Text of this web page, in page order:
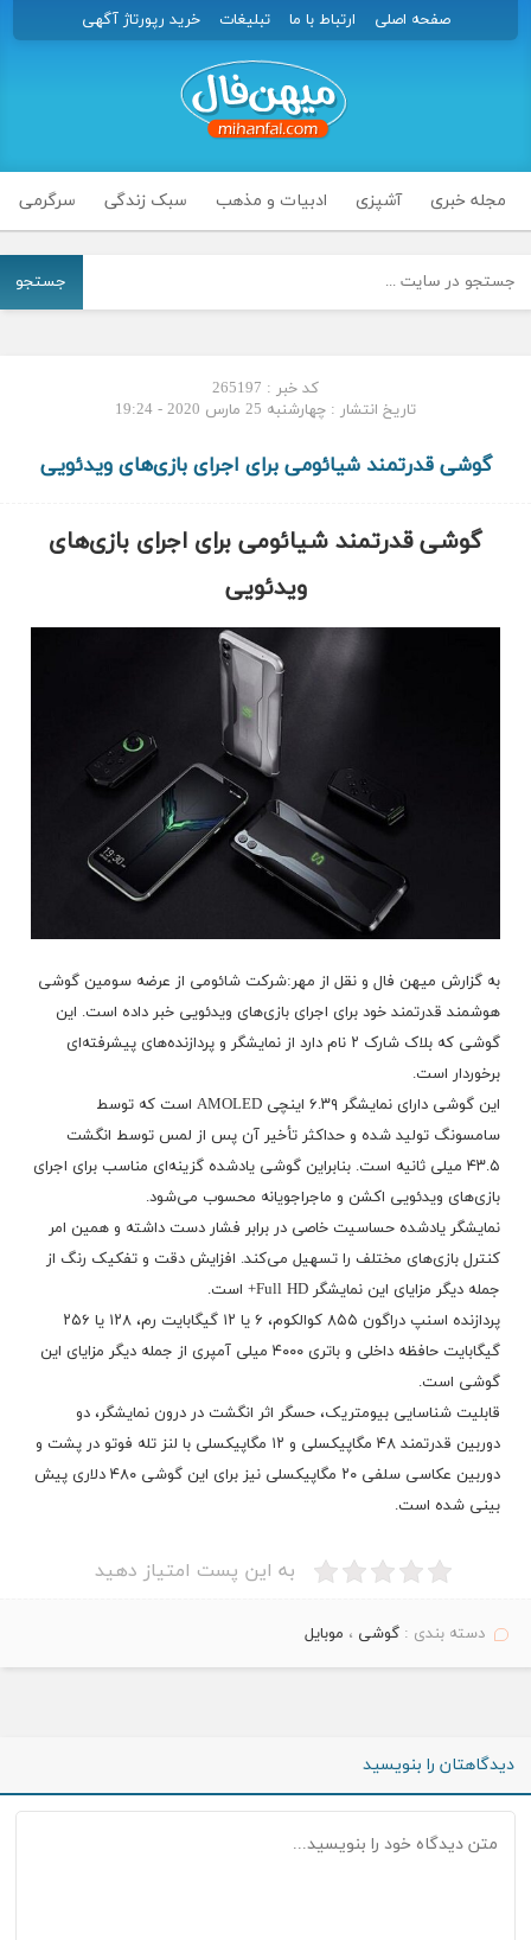
صفحه اصلی ارتباط با ما تبلیغات خرید رپورتاژ آگهی
مجله خبری آشپزی ادبیات و مذهب سبک زندگی سرگرمی
جستجو
کد خبر : 265197
تاریخ انتشار : چهارشنبه 25 مارس 2020 - 19:24
گوشی قدرتمند شیائومی برای اجرای بازی‌های ویدئویی
گوشی قدرتمند شیائومی برای اجرای بازی‌های
ویدئویی
به گزارش میهن فال و نقل از مهر:شرکت شائومی از عرضه سومین گوشی
هوشمند قدرتمند خود برای اجرای بازی‌های ویدئویی خبر داده است. این
گوشی که بلاک شارک ۲ نام دارد از نمایشگر و پردازنده‌های پیشرفته‌ای
برخوردار است.
این گوشی دارای نمایشگر ۶.۳۹ اینچی AMOLED است که توسط
سامسونگ تولید شده و حداکثر تأخیر آن پس از لمس توسط انگشت
۴۳.۵ میلی ثانیه است. بنابراین گوشی یادشده گزینه‌ای مناسب برای اجرای
بازی‌های ویدئویی اکشن و ماجراجویانه محسوب می‌شود.
نمایشگر یادشده حساسیت خاصی در برابر فشار دست داشته و همین امر
کنترل بازی‌های مختلف را تسهیل می‌کند. افزایش دقت و تفکیک رنگ از
جمله دیگر مزایای این نمایشگر Full HD+ است.
پردازنده اسنپ دراگون ۸۵۵ کوالکوم، ۶ یا ۱۲ گیگابایت رم، ۱۲۸ یا ۲۵۶
گیگابایت حافظه داخلی و باتری ۴۰۰۰ میلی آمپری از جمله دیگر مزایای این
گوشی است.
قابلیت شناسایی بیومتریک، حسگر اثر انگشت در درون نمایشگر، دو
دوربین قدرتمند ۴۸ مگاپیکسلی و ۱۲ مگاپیکسلی با لنز تله فوتو در پشت و
دوربین عکاسی سلفی ۲۰ مگاپیکسلی نیز برای این گوشی ۴۸۰ دلاری پیش
بینی شده است.
به این پست امتیاز دهید
دسته بندی :گوشی ، موبایل
دیدگاهتان را بنویسید